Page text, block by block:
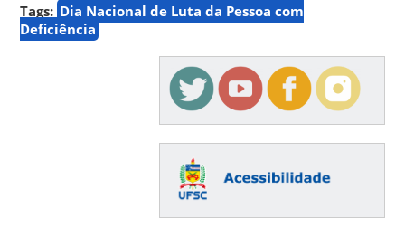
Tags: Dia Nacional de Luta da Pessoa com
Deficiência